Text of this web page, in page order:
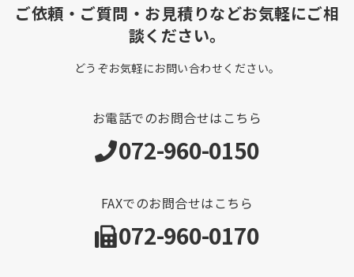
ご依頼・ご質問・お見積りなどお気軽にご相
談ください。
どうぞお気軽にお問い合わせください。
お電話でのお問合せはこちら
072-960-0150
FAXでのお問合せはこちら
072-960-0170